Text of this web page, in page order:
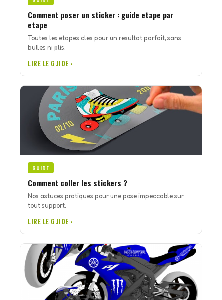
Comment poser un sticker : guide etape par
etape
Toutes les etapes cles pour un resultat parfait, sans
bulles ni plis.
LIRE LE GUIDE ›
GUIDE
Comment coller les stickers ?
Nos astuces pratiques pour une pose impeccable sur
tout support.
LIRE LE GUIDE ›